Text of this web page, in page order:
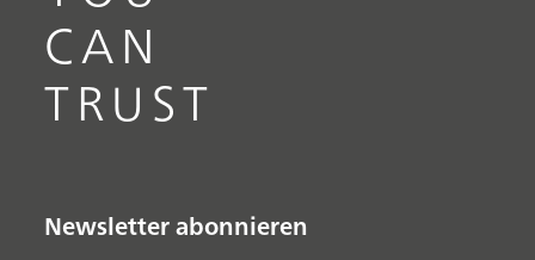
CAN
TRUST
Newsletter abonnieren